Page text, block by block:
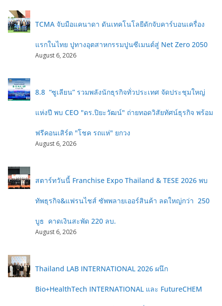
TCMA จับมือแคนาดา ดันเทคโนโลยีดักจับคาร์บอนเครื่อง
แรกในไทย ปูทางอุตสาหกรรมปูนซีเมนต์สู่ Net Zero 2050
August 6, 2026
8.8 “ซูเลียน” รวมพลังนักธุรกิจทั่วประเทศ จัดประชุมใหญ่
แห่งปี พบ CEO "ดร.ปิยะวัฒน์" ถ่ายทอดวิสัยทัศน์ธุรกิจ พร้อม
ฟรีคอนเสิร์ต "โชค รถแห่" ยกวง
August 6, 2026
สตาร์ทวันนี้ Franchise Expo Thailand & TESE 2026 พบ
ทัพธุรกิจ&แฟรนไชส์ ซัพพลายเออร์สินค้า ลดใหญ่กว่า 250
บูธ คาดเงินสะพัด 220 ลบ.
August 6, 2026
Thailand LAB INTERNATIONAL 2026 ผนึก
Bio+HealthTech INTERNATIONAL และ FutureCHEM